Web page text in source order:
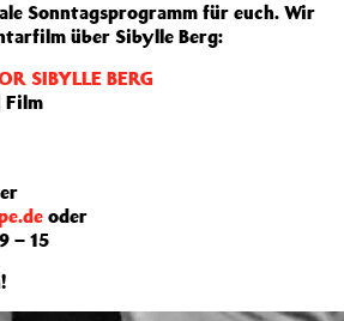
Sonntagsprogramm für euch. Wir
über Sibylle Berg:
SIBYLLE BERG
Film
oder
– 15